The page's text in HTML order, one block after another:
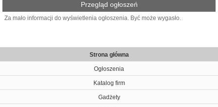
Przegląd ogłoszeń
Za mało informacji do wyświetlenia ogłoszenia. Być może wygasło.
Strona główna
Ogłoszenia
Katalog firm
Gadżety